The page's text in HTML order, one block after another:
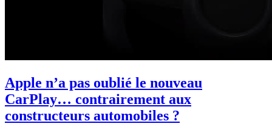
Apple n’a pas oublié le nouveau
CarPlay… contrairement aux
constructeurs automobiles ?